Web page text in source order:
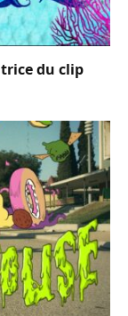
du clip